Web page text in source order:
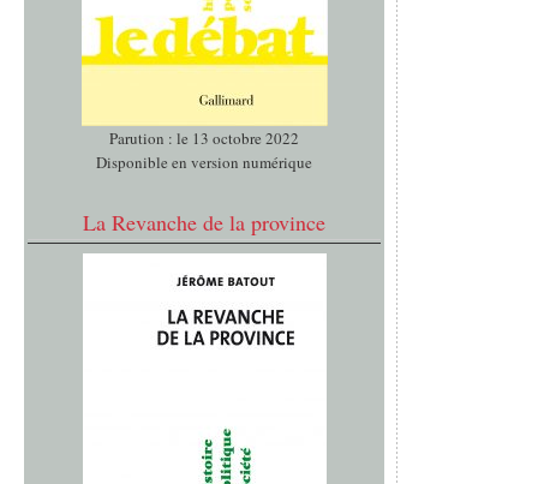
Parution : le 13 octobre 2022
Disponible en version numérique
La Revanche de la province